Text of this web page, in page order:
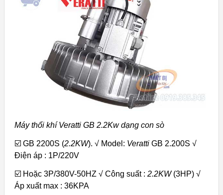
Máy thổi khí Veratti GB 2.2Kw dạng con sò
☑️ GB 2200S (2.2KW). √ Model: Veratti GB 2.200S √
Điện áp : 1P/220V
☑️ Hoặc 3P/380V-50HZ √ Công suất : 2.2KW(3HP) √
Áp xuất max : 36KPA